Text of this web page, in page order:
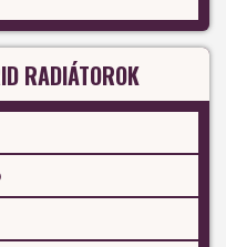
RADIÁTOROK